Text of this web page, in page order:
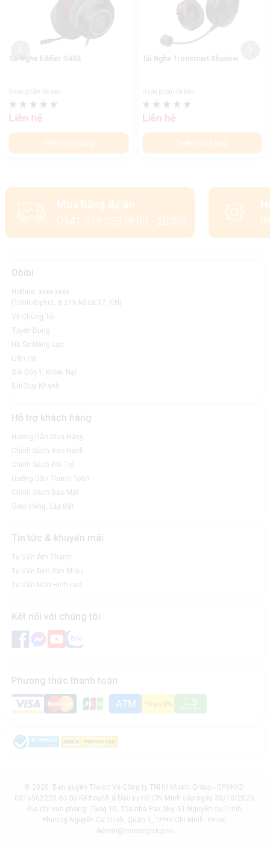
Tai Nghe Edifier G4SE
0 sản phẩm đã bán
Liên hệ
Thêm giỏ hàng
Tai Nghe Tronsmart Shadow
0 sản phẩm đã bán
Liên hệ
Thêm giỏ hàng
Mua hàng dự án
0941 339 339 (8:00 - 20:00)
Obibi
Hotline: xxxx-xxxx
(1000 đ/phút, 8-21h kể cả T7, CN)
Về Chúng Tôi
Tuyển Dụng
Hồ Sơ Năng Lực
Liên Hệ
Gửi Góp Ý, Khiếu Nại
Bùi Duy Khánh
Hỗ trợ khách hàng
Hướng Dẫn Mua Hàng
Chính Sách Bảo Hành
Chính Sách Đổi Trả
Hướng Dẫn Thanh Toán
Chính Sách Bảo Mật
Giao Hàng, Lắp Đặt
Tin tức & khuyến mãi
Tư Vấn Âm Thanh
Tư Vấn Đèn Sân Khấu
Tư Vấn Màn Hình Led
Kết nối với chúng tôi
Phương thức thanh toán
© 2020. Bản quyền Thuộc Về Công ty TNHH Music Group - GPĐKKD:
0316562220 do Sở Kế hoạch & Đầu tư Hồ Chí Minh cấp ngày 30/10/2020.
Địa chỉ văn phòng: Tầng 10, Tòa nhà Pax Sky, 51 Nguyễn Cư Trinh,
Phường Nguyễn Cư Trinh, Quận 1, TP.Hồ Chí Minh. Email:
Admin@musicgroup.vn